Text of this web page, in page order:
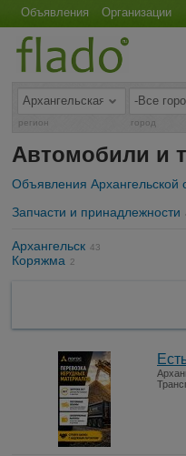
Объявления Организации
регион город
Автомобили и
Объявления Архангельской
Запчасти и принадлежности
Архангельск 43
Коряжма 2